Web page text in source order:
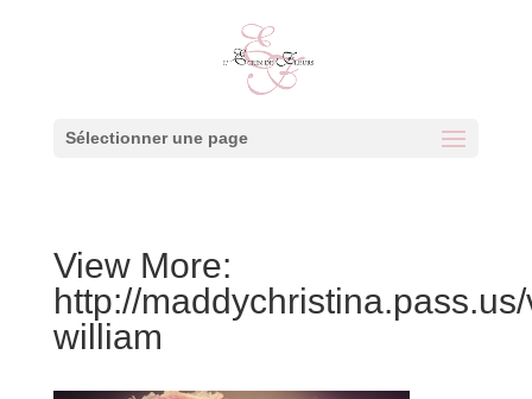
Sélectionner une page
View More:
http://
william